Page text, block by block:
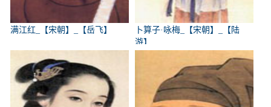
满江红_【宋朝】_【岳飞】
卜算子·咏梅_【宋朝】_【陆
游】